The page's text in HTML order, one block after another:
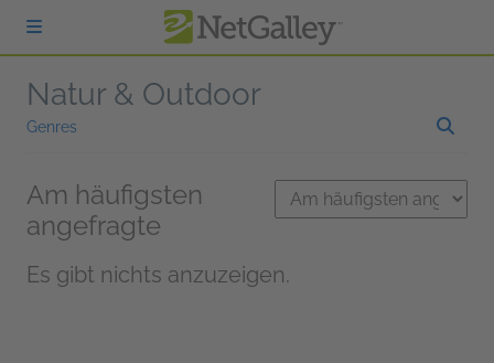
zum Hauptinhalt springen
Natur & Outdoor
Genres
Am häufigsten
angefragte
Es gibt nichts anzuzeigen.